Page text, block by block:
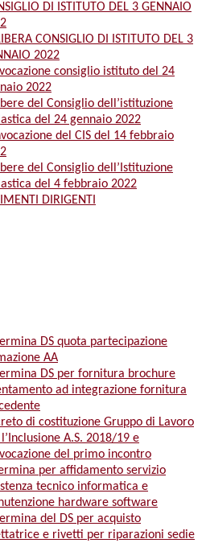
DI ISTITUTO DEL 3 GENNAIO
CONSIGLIO DI ISTITUTO DEL 3
2022
consiglio istituto del 24
2022
del Consiglio dell’istituzione
del 24 gennaio 2022
del CIS del 14 febbraio
del Consiglio dell’Istituzione
del 4 febbraio 2022
DIRIGENTI
DS quota partecipazione
AA
DS per fornitura brochure
ad integrazione fornitura
di costituzione Gruppo di Lavoro
A.S. 2018/19 e
del primo incontro
per affidamento servizio
tecnico informatica e
hardware software
del DS per acquisto
e rivetti per riparazioni sedie